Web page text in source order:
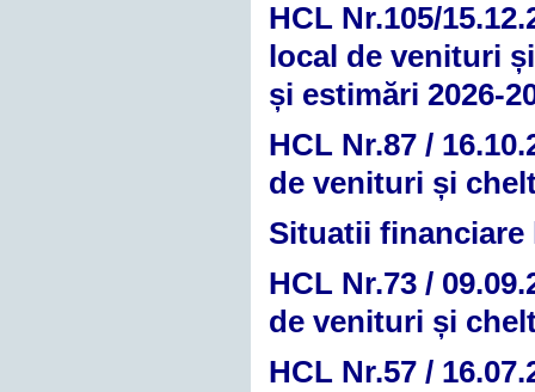
HCL Nr.105/
local de venituri
și estimări 2026-
HCL Nr.87 /
de venituri și
Situatii financiare
HCL Nr.73 /
de venituri și
HCL Nr.57 /